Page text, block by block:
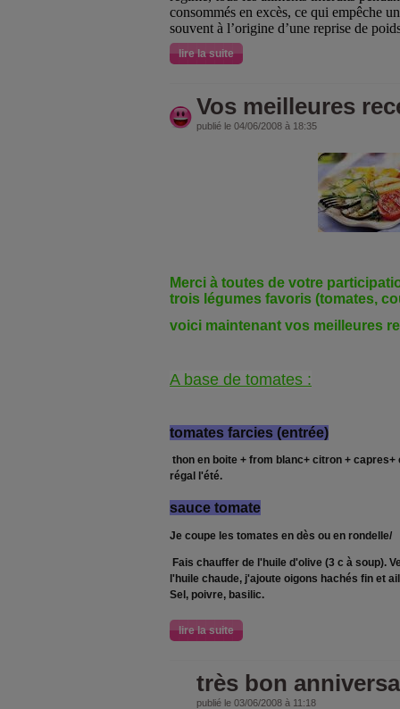
consommés en excès, ce qui empêche
souvent à l’origine d’une reprise de
lire la suite
Vos meilleures
publié le 04/06/2008 à 18:35
Merci à toutes de votre
trois légumes favoris (tomates,
voici maintenant vos meilleures
A base de tomates :
tomates farcies (entrée)
thon en boite + from blanc+ citron +
régal l'été.
sauce tomate
Je coupe les tomates en dès ou en rondelle/
Fais chauffer de l'huile d'olive (3 c à soup).
l'huile chaude, j'ajoute oigons hachés fin et
Sel, poivre, basilic.
lire la suite
très bon
publié le 03/06/2008 à 11:18